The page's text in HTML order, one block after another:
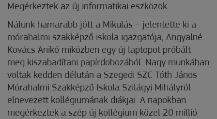
Megérkeztek az új informatikai eszközök
Nálunk hamarabb jött a Mikulás – jelentette ki a
mórahalmi szakképző iskola igazgatója, Angyalné
Kovács Anikó miközben egy új laptopot próbált
meg kiszabadítani papírdobozából. Nagy munkában
voltak kedden délután a Szegedi SZC Tóth János
Mórahalmi Szakképző Iskola Szilágyi Mihályról
elnevezett kollégiumának diákjai. A napokban
megérkeztek a szép új kollégium közel 20 millió